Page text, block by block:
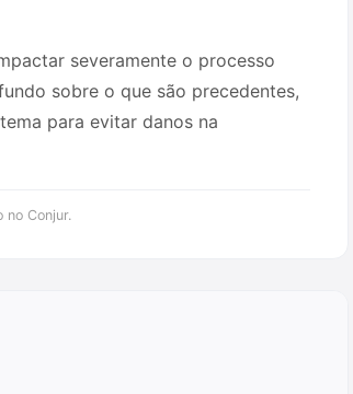
severamente o processo
sobre o que são precedentes,
para evitar danos na
Conjur.